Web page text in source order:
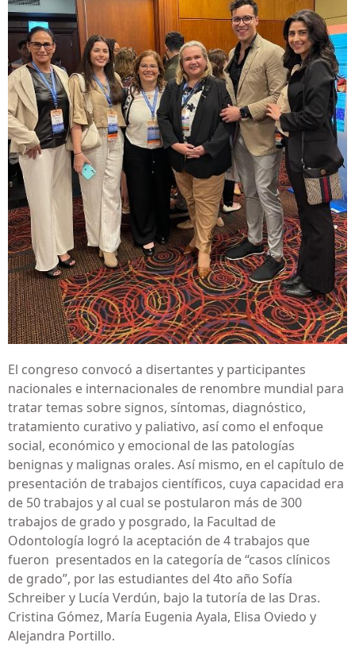
El congreso convocó a disertantes y participantes
nacionales e internacionales de renombre mundial para
tratar temas sobre signos, síntomas, diagnóstico,
tratamiento curativo y paliativo, así como el enfoque
social, económico y emocional de las patologías
benignas y malignas orales. Así mismo, en el capítulo de
presentación de trabajos científicos, cuya capacidad era
de 50 trabajos y al cual se postularon más de 300
trabajos de grado y posgrado, la Facultad de
Odontología logró la aceptación de 4 trabajos que
fueron presentados en la categoría de “casos clínicos
de grado”, por las estudiantes del 4to año Sofía
Schreiber y Lucía Verdún, bajo la tutoría de las Dras.
Cristina Gómez, María Eugenia Ayala, Elisa Oviedo y
Alejandra Portillo.